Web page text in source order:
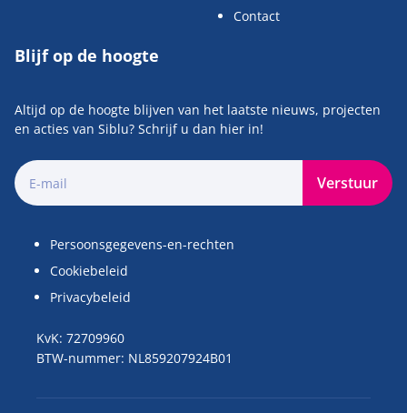
Contact
Blijf op de hoogte
Altijd op de hoogte blijven van het laatste nieuws, projecten
en acties van Siblu? Schrijf u dan hier in!
Verstuur
KvK: 72709960
BTW-nummer: NL859207924B01
Persoonsgegevens-en-rechten
Cookiebeleid
Privacybeleid